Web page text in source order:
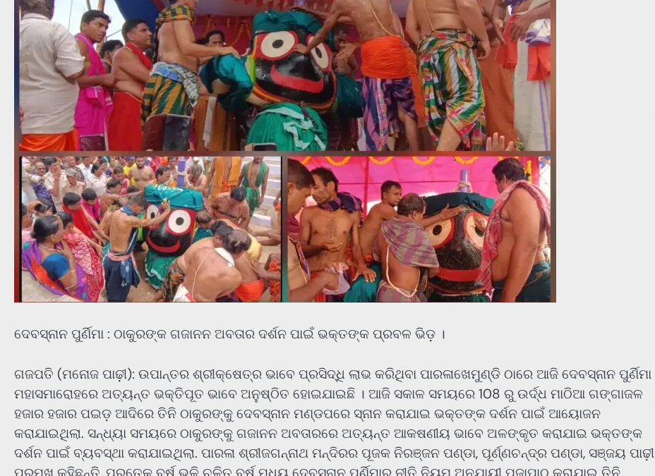
ଦେବସ୍ନାନ ପୁର୍ଣିମା : ଠାକୁରଙ୍କ ଗଜାନନ ଅବତାର ଦର୍ଶନ ପାଇଁ ଭକ୍ତଙ୍କ ପ୍ରବଳ ଭିଡ଼ ।
ଗଜପତି (ମନୋଜ ପାଢ଼ୀ): ଉପାନ୍ତର ଶ୍ରୀକ୍ଷେତ୍ର ଭାବେ ପ୍ରସିଦ୍ଧି ଲାଭ କରିଥିବା ପାରଳାଖେମୁଣ୍ଡି ଠାରେ ଆଜି ଦେବସ୍ନାନ ପୁର୍ଣିମା
ମହାସମାରୋହରେ ଅତ୍ୟନ୍ତ ଭକ୍ତିପୂତ ଭାବେ ଅନୁଷ୍ଠିତ ହୋଇଯାଇଛି । ଆଜି ସକାଳ ସମୟରେ 108 ରୁ ଉର୍ଦ୍ଧ ମାଠିଆ ଗଙ୍ଗାଜଳ
ହଜାର ହଜାର ପଇଡ଼ ଆଦିରେ ତିନି ଠାକୁରଙ୍କୁ ଦେବସ୍ନାନ ମଣ୍ଡପରେ ସ୍ନାନ କରାଯାଇ ଭକ୍ତଙ୍କ ଦର୍ଶନ ପାଇଁ ଆୟୋଜନ
କରାଯାଇଥିଲା. ସନ୍ଧ୍ୟା ସମୟରେ ଠାକୁରଙ୍କୁ ଗଜାନନ ଅବତାରରେ ଅତ୍ୟନ୍ତ ଆକଷଣୀୟ ଭାବେ ଅଳଙ୍କୃତ କରାଯାଇ ଭକ୍ତଙ୍କ
ଦର୍ଶନ ପାଇଁ ବ୍ୟବସ୍ଥା କରାଯାଇଥିଲା. ପାରଳା ଶ୍ରୀଜଗନ୍ନାଥ ମନ୍ଦିରର ପୂଜକ ନିରଞ୍ଜନ ପଣ୍ଡା, ପୂର୍ଣ୍ଣଚନ୍ଦ୍ର ପଣ୍ଡା, ସଞ୍ଜୟ ପାଢ଼ୀ